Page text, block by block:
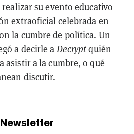
su evento educativo
extraoficial celebrada en
la cumbre de política. Un
a decirle a Decryptquién
asistir a la cumbre, o qué
discutir.
Newsletter